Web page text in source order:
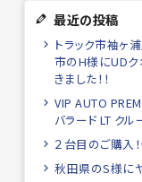
最近の投稿
トラック市袖ヶ
市のH様にUD
きました！！
VIP AUTO
バラード LT クル
２台目のご購入
秋田県のS様に